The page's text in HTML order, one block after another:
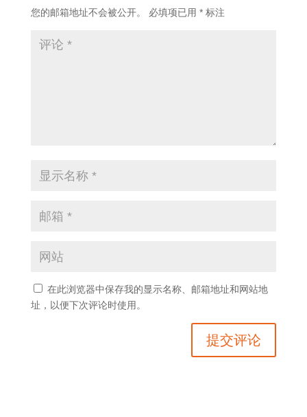
您的邮箱地址不会被公开。 必填项已用 *标注
在此浏览器中保存我的显示名称、邮箱地址和网站地
址，以便下次评论时使用。